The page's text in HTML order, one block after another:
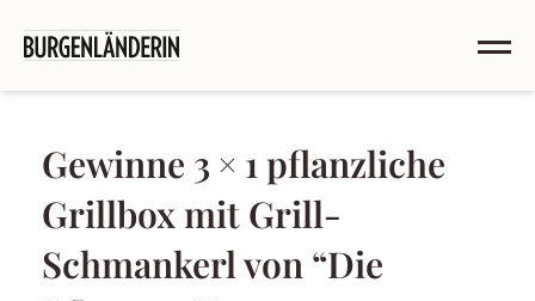
Gewinne 3 × 1 pflanzliche
Grillbox mit Grill-
Schmankerl von “Die